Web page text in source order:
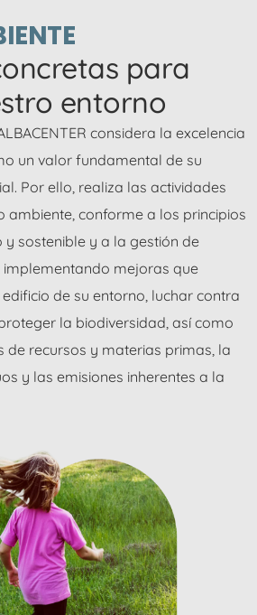
para
entorno
considera la excelencia
un valor fundamental de su
Por ello, realiza las actividades
ambiente, conforme a los principios
sostenible y a la gestión de
implementando mejoras que
de su entorno, luchar contra
la biodiversidad, así como
de recursos y materias primas, la
y las emisiones inherentes a la